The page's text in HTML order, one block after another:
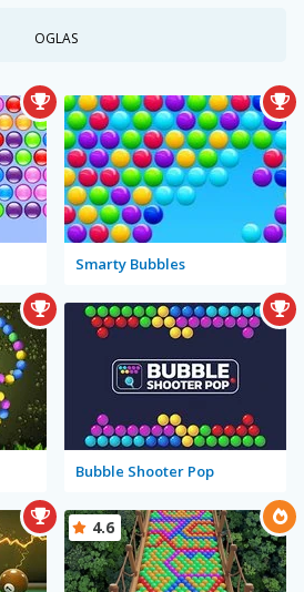
OGLAS
Smarty Bubbles
Bubble Shooter Pop
4.6